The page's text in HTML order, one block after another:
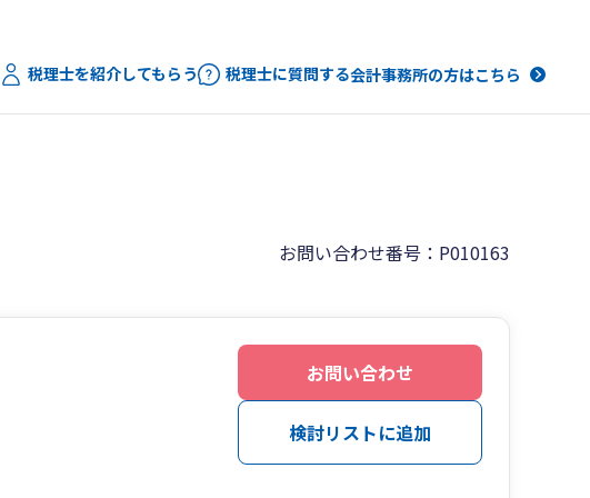
税理士を紹介してもらう 税理士に質問する会計事務所の方はこちら
お問い合わせ番号：P010163
お問い合わせ
検討リストに追加